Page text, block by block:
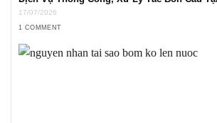
17/07/2026
1 COMMENT